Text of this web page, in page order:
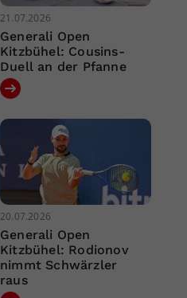
21.07.2026
Generali Open
Kitzbühel: Cousins-
Duell an der Pfanne
20.07.2026
Generali Open
Kitzbühel: Rodionov
nimmt Schwärzler
raus